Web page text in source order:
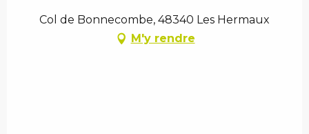
Col de Bonnecombe, 48340 Les Hermaux
M'y rendre